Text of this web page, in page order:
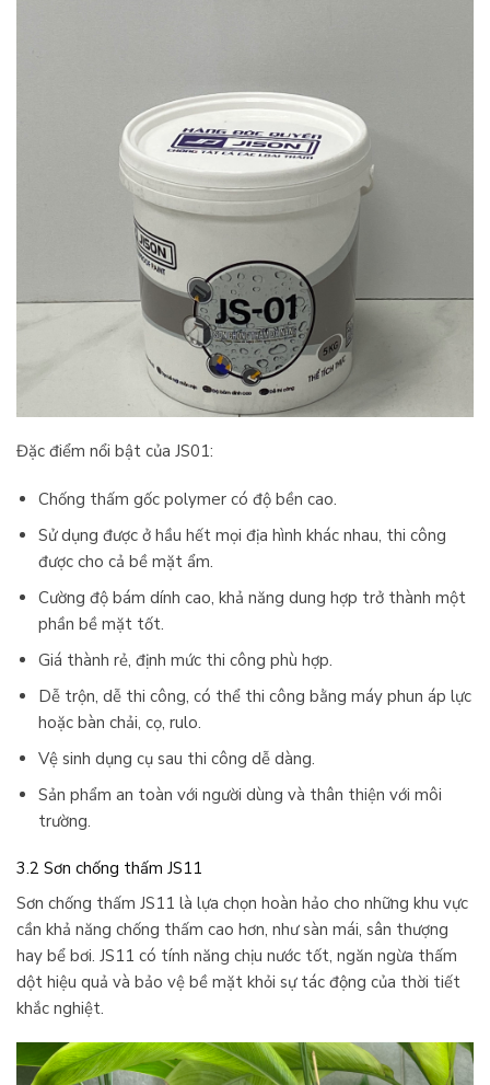
Đặc điểm nổi bật của JS01:
Chống thấm gốc polymer có độ bền cao.
Sử dụng được ở hầu hết mọi địa hình khác nhau, thi công
được cho cả bề mặt ẩm.
Cường độ bám dính cao, khả năng dung hợp trở thành một
phần bề mặt tốt.
Giá thành rẻ, định mức thi công phù hợp.
Dễ trộn, dễ thi công, có thể thi công bằng máy phun áp lực
hoặc bàn chải, cọ, rulo.
Vệ sinh dụng cụ sau thi công dễ dàng.
Sản phẩm an toàn với người dùng và thân thiện với môi
trường.
3.2 Sơn chống thấm JS11
Sơn chống thấm JS11 là lựa chọn hoàn hảo cho những khu vực
cần khả năng chống thấm cao hơn, như sàn mái, sân thượng
hay bể bơi. JS11 có tính năng chịu nước tốt, ngăn ngừa thấm
dột hiệu quả và bảo vệ bề mặt khỏi sự tác động của thời tiết
khắc nghiệt.